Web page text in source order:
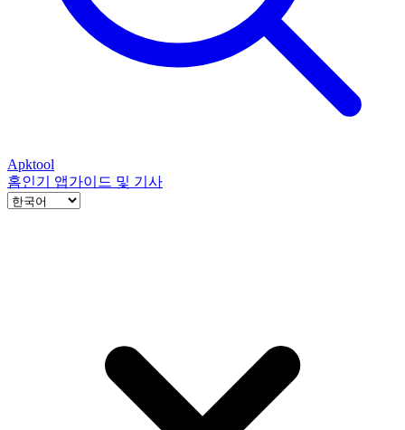
Apktool
홈인기 앱가이드 및 기사